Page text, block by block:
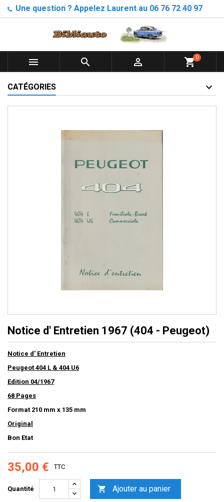
Une question ? Appelez Laurent au 06 76 72 40 97
   shopping_cart0
CATÉGORIES
Notice d' Entretien 1967 (404 - Peugeot)
Notice d' Entretien
Peugeot 404 L & 404 U6
Edition 04/1967
68 Pages
Format 210 mm x 135 mm
Original
Bon Etat
35,00 € TTC
Quantité  Ajouter au panier